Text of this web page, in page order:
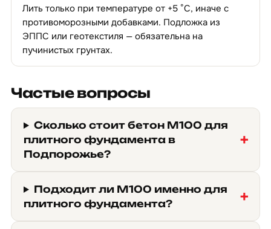
Лить только при температуре от +5 °C, иначе с
противоморозными добавками. Подложка из
ЭППС или геотекстиля — обязательна на
пучинистых грунтах.
Частые вопросы
Сколько стоит бетон М100 для
плитного фундамента в
Подпорожье?
Подходит ли М100 именно для
плитного фундамента?